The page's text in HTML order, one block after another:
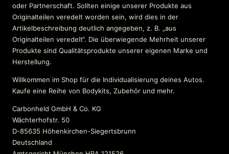
oder Partnerschaft. Sollten einige unserer Produkte aus
Originalteilen veredelt worden sein, wird dies in der
Artikelbeschreibung deutlich angegeben, z. B. „aus
Originalteilen veredelt“. Die überwiegende Mehrheit unserer
Produkte sind Qualitätsprodukte unserer eigenen Marke und
Herstellung.
Willkommen im Shop für die Individualisierung deines Autos.
Kaufe eine Reihe von Bodykits, Zubehör und mehr.
Carbonheld GmbH & Co. KG
Wächterhofstr. 50
D-85635 Höhenkirchen-Siegertsbrunn
Deutschland